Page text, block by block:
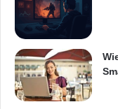
Regisseure und
a
s
T
e
d
o